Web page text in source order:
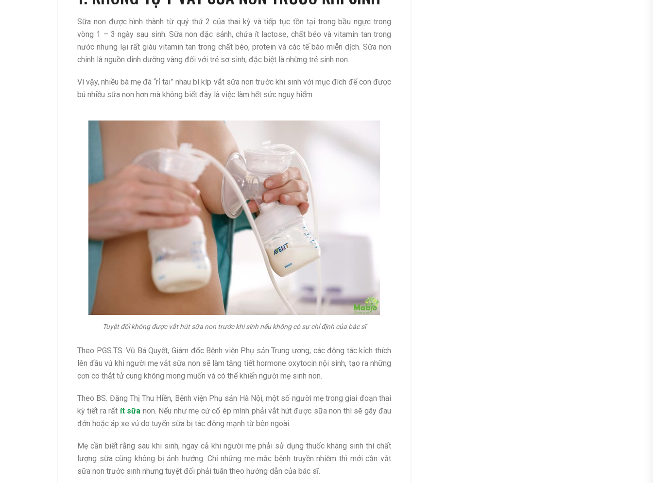
Sữa non được hình thành từ quý thứ 2 của thai kỳ và tiếp tục tồn tại trong bầu ngực trong
vòng 1 – 3 ngày sau sinh. Sữa non đặc sánh, chứa ít lactose, chất béo và vitamin tan trong
nước nhưng lại rất giàu vitamin tan trong chất béo, protein và các tế bào miễn dịch. Sữa non
chính là nguồn dinh dưỡng vàng đối với trẻ sơ sinh, đặc biệt là những trẻ sinh non.
Vì vậy, nhiều bà mẹ đã “rỉ tai” nhau bí kíp vắt sữa non trước khi sinh với mục đích để con được
bú nhiều sữa non hơn mà không biết đây là việc làm hết sức nguy hiểm.
Tuyệt đối không được vắt hút sữa non trước khi sinh nếu không có sự chỉ định của bác sĩ
Theo PGS.TS. Vũ Bá Quyết, Giám đốc Bệnh viện Phụ sản Trung ương, các động tác kích thích
lên đầu vú khi người mẹ vắt sữa non sẽ làm tăng tiết hormone oxytocin nội sinh, tạo ra những
cơn co thắt tử cung không mong muốn và có thể khiến người mẹ sinh non.
Theo BS. Đặng Thị Thu Hiền, Bệnh viện Phụ sản Hà Nội, một số người mẹ trong giai đoạn thai
kỳ tiết ra rất ít sữa non. Nếu như mẹ cứ cố ép mình phải vắt hút được sữa non thì sẽ gây đau
đớn hoặc áp xe vú do tuyến sữa bị tác động mạnh từ bên ngoài.
Mẹ cần biết rằng sau khi sinh, ngay cả khi người mẹ phải sử dụng thuốc kháng sinh thì chất
lượng sữa cũng không bị ảnh hưởng. Chỉ những mẹ mắc bệnh truyền nhiễm thì mới cần vắt
sữa non trước sinh nhưng tuyệt đối phải tuân theo hướng dẫn của bác sĩ.